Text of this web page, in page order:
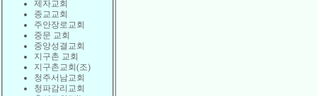
제자교회
종교교회
주안장로교회
중문 교회
중앙성결교회
지구촌 교회
지구촌교회(조)
청주서남교회
청파감리교회